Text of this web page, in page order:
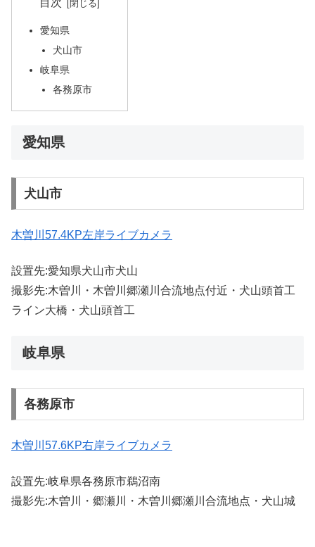
愛知県
犬山市
岐阜県
各務原市
愛知県
犬山市
木曽川57.4KP左岸ライブカメラ
設置先:愛知県犬山市犬山
撮影先:木曽川・木曽川郷瀬川合流地点付近・犬山頭首工
ライン大橋・犬山頭首工
岐阜県
各務原市
木曽川57.6KP右岸ライブカメラ
設置先:岐阜県各務原市鵜沼南
撮影先:木曽川・郷瀬川・木曽川郷瀬川合流地点・犬山城